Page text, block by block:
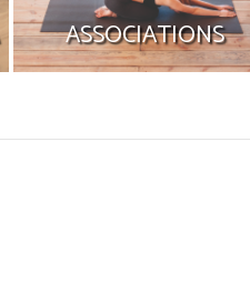
ASSOCIATIONS
Tous nos lots pour le Yoga